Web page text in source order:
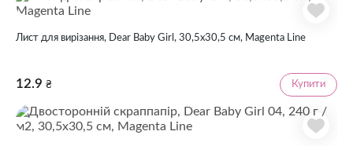
Лист для вирізання, Dear Baby Girl, 30,5х30,5 см, Magenta Line
12.9 ₴ Купити